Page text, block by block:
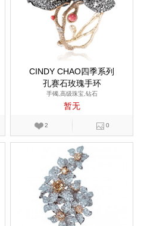
CINDY CHAO四季系列
孔赛石玫瑰手环
手镯,高级珠宝,钻石
暂无
2 0